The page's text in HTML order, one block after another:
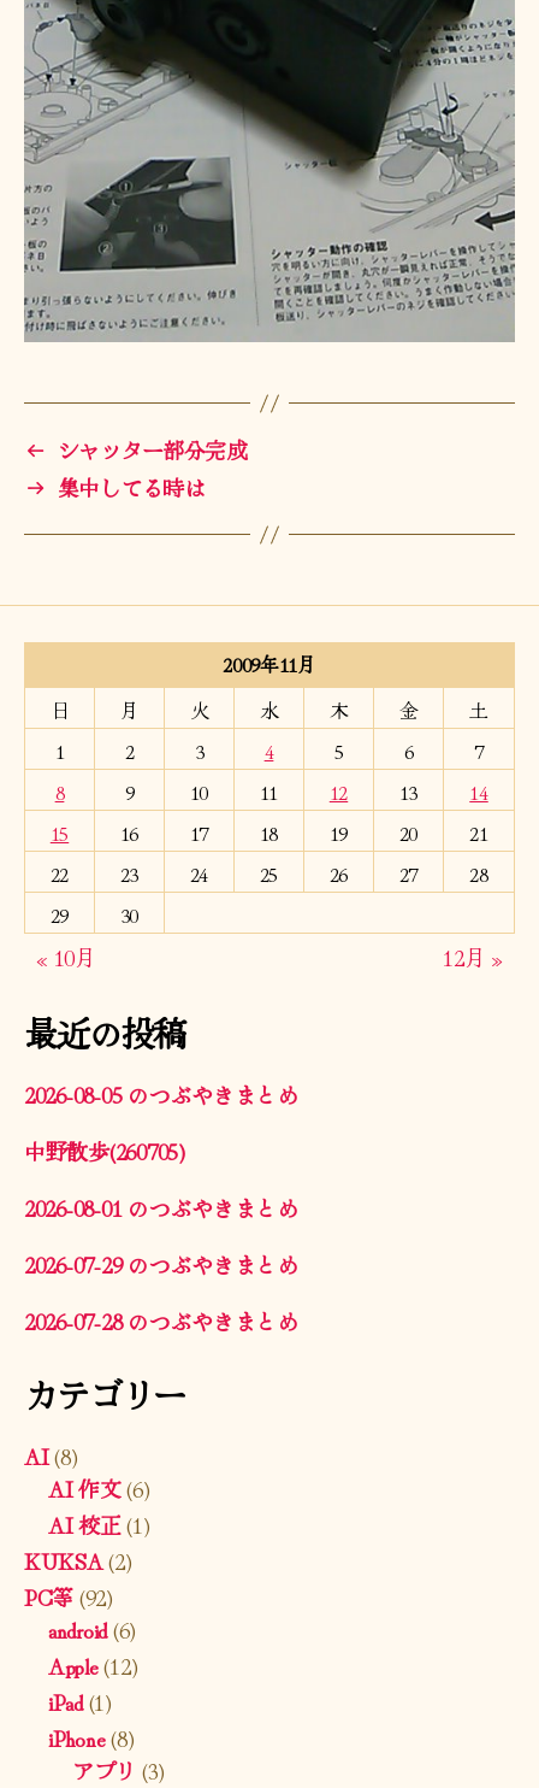
← シャッター部分完成
→ 集中してる時は
2009年11月
日
月 火 水 木 金
土
1
2 3 4 5 6
7
8
9 10 11 12 13
14
15
16 17 18 19 20
21
22
23 24 25 26 27
28
29
30
« 10月 12月 »
最近の投稿
2026-08-05 のつぶやきまとめ
中野散歩(260705)
2026-08-01 のつぶやきまとめ
2026-07-29 のつぶやきまとめ
2026-07-28 のつぶやきまとめ
カテゴリー
AI(8)
AI 作文(6)
AI 校正(1)
KUKSA(2)
PC等(92)
android(6)
Apple(12)
iPad(1)
iPhone(8)
アプリ (3)